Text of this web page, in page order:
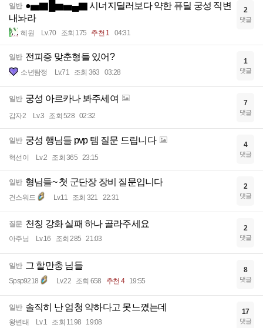
일반 ●▅▇█▆▅▄▇ 시너지딜러보다 약한 퓨딜 궁성 직변
내놔라
혜원 Lv.70 조회 175 추천 1 04:31
2
댓글
일반 전피증 맞춘형들 있어?
소년탐정 Lv.71 조회 363 03:28
1
댓글
일반 궁성 아르카나 봐주세여
감자2 Lv.3 조회 528 02:32
7
댓글
일반 궁성 행님들 pvp 템 질문 드립니다
혁선이 Lv.2 조회 365 23:15
4
댓글
일반 형님들~ 첫 군단장 장비 질문입니다
건스워드 Lv.11 조회 321 22:31
2
댓글
질문 천칭 강화 실패 하나 골라주세요
아주님 Lv.16 조회 285 21:03
2
댓글
일반 그 할만충 님들
Spsp9218 Lv.22 조회 658 추천 4 19:55
8
댓글
일반 솔직히 난 엄청 약하다고 못느꼈는데
왕변태 Lv.1 조회 1198 19:08
17
댓글